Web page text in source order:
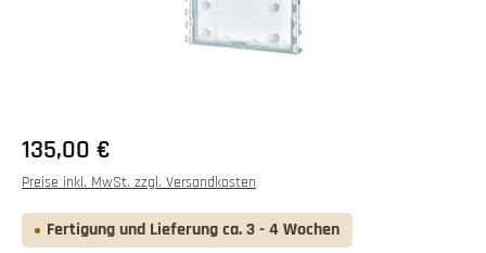
Regulärer Preis:
135,00 €
Preise inkl. MwSt. zzgl. Versandkosten
Fertigung und Lieferung ca. 3 - 4 Wochen